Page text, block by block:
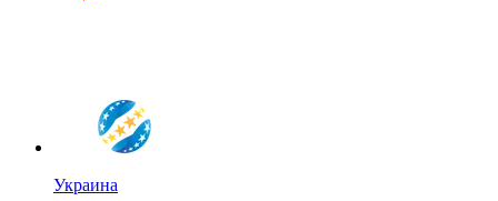
Украина